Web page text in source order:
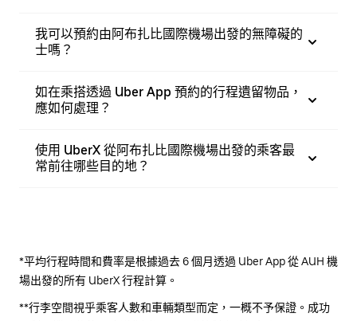
我可以預約由阿布扎比國際機場出發的無障礙的
士嗎？
如在乘搭透過 Uber App 預約的行程遺留物品，
應如何處理？
使用 UberX 從阿布扎比國際機場出發的乘客最
常前往哪些目的地？
*平均行程時間和費率是根據過去 6 個月透過 Uber App 從 AUH 機
場出發的所有 UberX 行程計算。
**行李空間視乎乘客人數和車輛類型而定，一概不予保證。成功